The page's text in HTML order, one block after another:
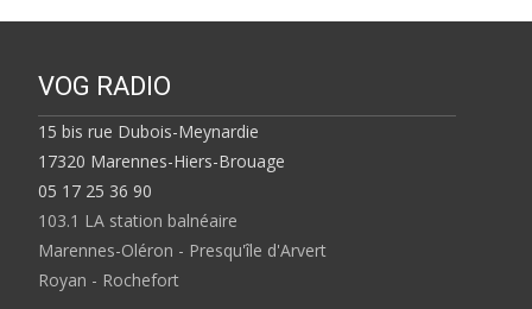
VOG RADIO
15 bis rue Dubois-Meynardie
17320 Marennes-Hiers-Brouage
05 17 25 36 90
103.1 LA station balnéaire
Marennes-Oléron - Presqu'île d'Arvert
Royan - Rochefort